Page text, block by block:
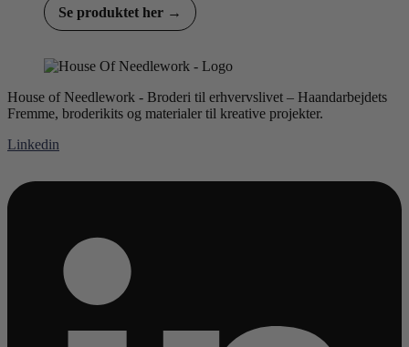
Se produktet her →
House of Needlework - Broderi til erhvervslivet – Haandarbejdets
Fremme, broderikits og materialer til kreative projekter.
Linkedin